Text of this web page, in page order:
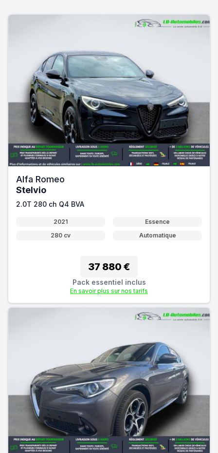
Alfa Romeo
Stelvio
2.0T 280 ch Q4 BVA
2021
Essence
280 cv
Automatique
37 880 €
Pack essentiel inclus
En savoir plus sur nos tarifs